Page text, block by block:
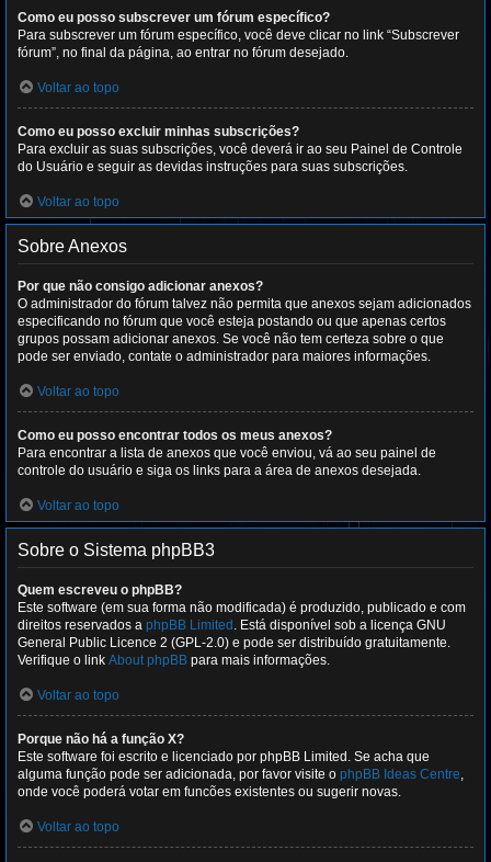
Como eu posso subscrever um fórum específico?
Para subscrever um fórum específico, você deve clicar no link “Subscrever
fórum”, no final da página, ao entrar no fórum desejado.
Voltar ao topo
Como eu posso excluir minhas subscrições?
Para excluir as suas subscrições, você deverá ir ao seu Painel de Controle
do Usuário e seguir as devidas instruções para suas subscrições.
Voltar ao topo
Sobre Anexos
Por que não consigo adicionar anexos?
O administrador do fórum talvez não permita que anexos sejam adicionados
especificando no fórum que você esteja postando ou que apenas certos
grupos possam adicionar anexos. Se você não tem certeza sobre o que
pode ser enviado, contate o administrador para maiores informações.
Voltar ao topo
Como eu posso encontrar todos os meus anexos?
Para encontrar a lista de anexos que você enviou, vá ao seu painel de
controle do usuário e siga os links para a área de anexos desejada.
Voltar ao topo
Sobre o Sistema phpBB3
Quem escreveu o phpBB?
Este software (em sua forma não modificada) é produzido, publicado e com
direitos reservados a phpBB Limited . Está disponível sob a licença GNU
General Public Licence 2 (GPL-2.0) e pode ser distribuído gratuitamente.
Verifique o link About phpBB para mais informações.
Voltar ao topo
Porque não há a função X?
Este software foi escrito e licenciado por phpBB Limited. Se acha que
alguma função pode ser adicionada, por favor visite o phpBB Ideas Centre,
onde você poderá votar em funcões existentes ou sugerir novas.
Voltar ao topo